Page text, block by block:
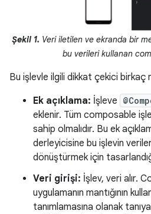
Şekil 1. Veri iletilen ve ekranda bir
bu verileri kullanan
Bu işlevle ilgili dikkat çekici birkaç
Ek açıklama: İşleve
eklenir. Tüm composable
sahip olmalıdır. Bu ek
derleyicisine bu işlevin
dönüştürmek için
Veri girişi: İşlev, veri alır.
uygulamanın mantığının
tanımlamasına olanak